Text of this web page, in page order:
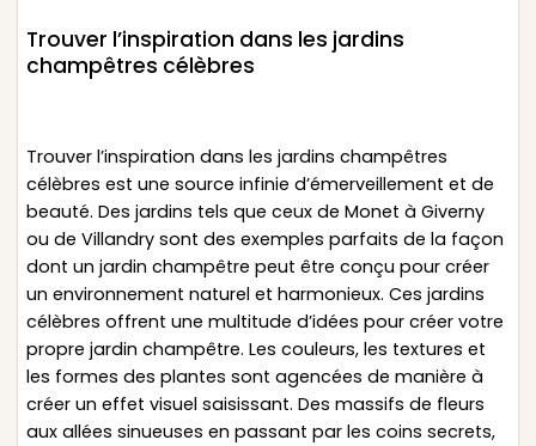
Trouver l’inspiration dans les jardins
champêtres célèbres
Trouver l’inspiration dans les jardins champêtres
célèbres est une source infinie d’émerveillement et de
beauté. Des jardins tels que ceux de Monet à Giverny
ou de Villandry sont des exemples parfaits de la façon
dont un jardin champêtre peut être conçu pour créer
un environnement naturel et harmonieux. Ces jardins
célèbres offrent une multitude d’idées pour créer votre
propre jardin champêtre. Les couleurs, les textures et
les formes des plantes sont agencées de manière à
créer un effet visuel saisissant. Des massifs de fleurs
aux allées sinueuses en passant par les coins secrets,